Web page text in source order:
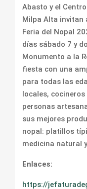
Abasto y el
Milpa Alta
Feria del Nopal
días sábado 7 y
Monumento a la
fiesta con una
para todas las
locales,
personas
sus mejores
nopal: platillos
medicina natural
Enlaces:
https://